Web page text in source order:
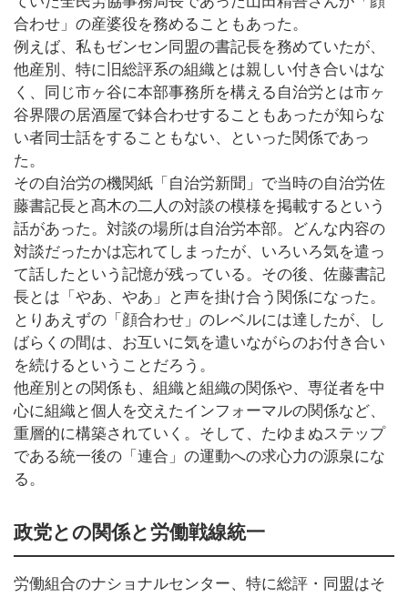
合わせ」の産婆役を務めることもあった。
例えば、私もゼンセン同盟の書記長を務めていたが、
他産別、特に旧総評系の組織とは親しい付き合いはな
く、同じ市ヶ谷に本部事務所を構える自治労とは市ヶ
谷界隈の居酒屋で鉢合わせすることもあったが知らな
い者同士話をすることもない、といった関係であっ
た。
その自治労の機関紙「自治労新聞」で当時の自治労佐
藤書記長と髙木の二人の対談の模様を掲載するという
話があった。対談の場所は自治労本部。どんな内容の
対談だったかは忘れてしまったが、いろいろ気を遣っ
て話したという記憶が残っている。その後、佐藤書記
長とは「やあ、やあ」と声を掛け合う関係になった。
とりあえずの「顔合わせ」のレベルには達したが、し
ばらくの間は、お互いに気を遣いながらのお付き合い
を続けるということだろう。
他産別との関係も、組織と組織の関係や、専従者を中
心に組織と個人を交えたインフォーマルの関係など、
重層的に構築されていく。そして、たゆまぬステップ
である統一後の「連合」の運動への求心力の源泉にな
る。
政党との関係と労働戦線統一
労働組合のナショナルセンター、特に総評・同盟はそ